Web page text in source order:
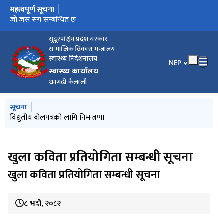
सुदूरपश्चिम प्रदेश सरकार
सामाजिक विकास मन्त्रालय
स्वास्थ्य निर्देशनालय
स्वास्थ्य कार्यालय
धनगढी कैलाली
भाषा चयन गर्नुहोस्
NEP
मुख्य नेभिगेसनमा जानुहोस्
महत्त्वपूर्ण सूचना
विद्युतीय बोलपत्रको लागि निमन्त्रणा
जो जस संग सम्बन्धित छ
मुख्य नेभिगेसनमा जानुहोस्
सूचना
विद्युतीय बोलपत्रको लागि निमन्त्रणा
खुला कविता प्रतियोगिता सम्बन्धी सूचना
खुला कविता प्रतियोगिता सम्बन्धी सूचना
८ भदौ, २०८२